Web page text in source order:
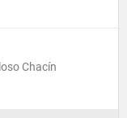
Chacín